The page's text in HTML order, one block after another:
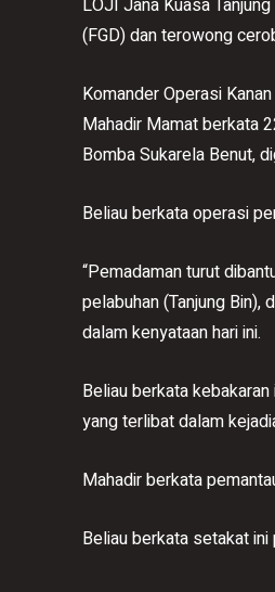
LOJI Jana Kuasa
(FGD) dan terowong
Komander Operasi
Mahadir Mamat berkata
Bomba Sukarela Benut,
Beliau berkata operasi
“Pemadaman turut
pelabuhan (Tanjung Bin),
dalam kenyataan hari ini.
Beliau berkata
yang terlibat dalam
Mahadir berkata
Beliau berkata setakat